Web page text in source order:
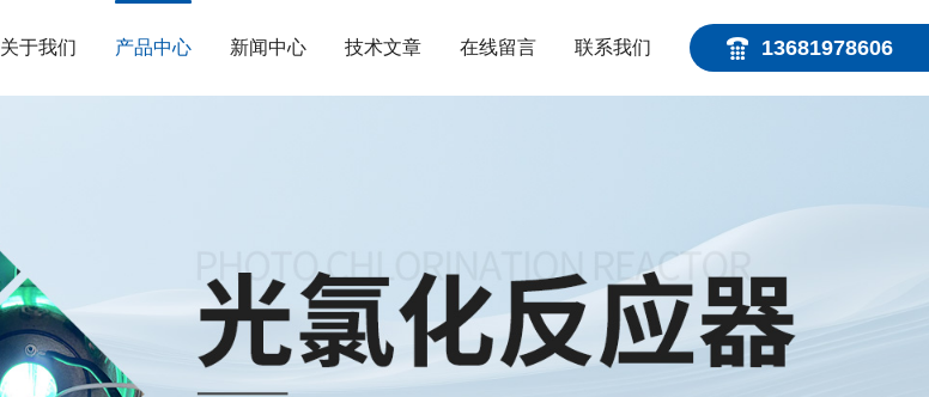
13681978606
关于我们 产品中心 新闻中心 技术文章 在线留言 联系我们